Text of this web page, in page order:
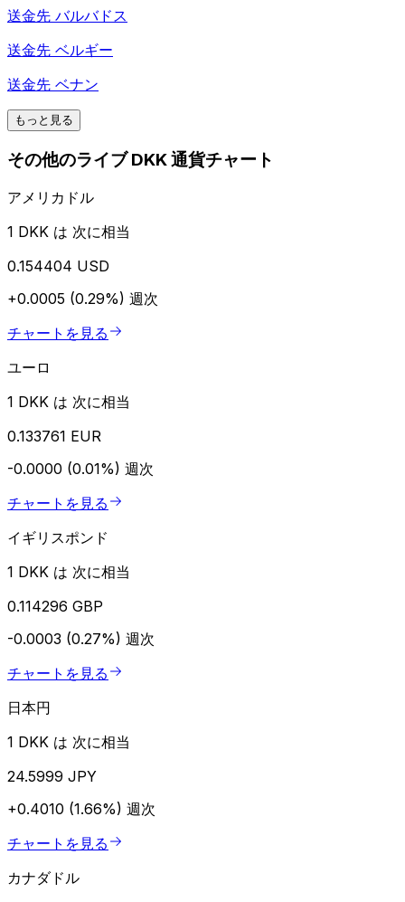
送金先 バルバドス
送金先 ベルギー
送金先 ベナン
もっと見る
その他のライブ DKK 通貨チャート
アメリカドル
1 DKK は 次に相当
0.154404 USD
+0.0005 (0.29%) 週次
チャートを見る
ユーロ
1 DKK は 次に相当
0.133761 EUR
-0.0000 (0.01%) 週次
チャートを見る
イギリスポンド
1 DKK は 次に相当
0.114296 GBP
-0.0003 (0.27%) 週次
チャートを見る
日本円
1 DKK は 次に相当
24.5999 JPY
+0.4010 (1.66%) 週次
チャートを見る
カナダドル